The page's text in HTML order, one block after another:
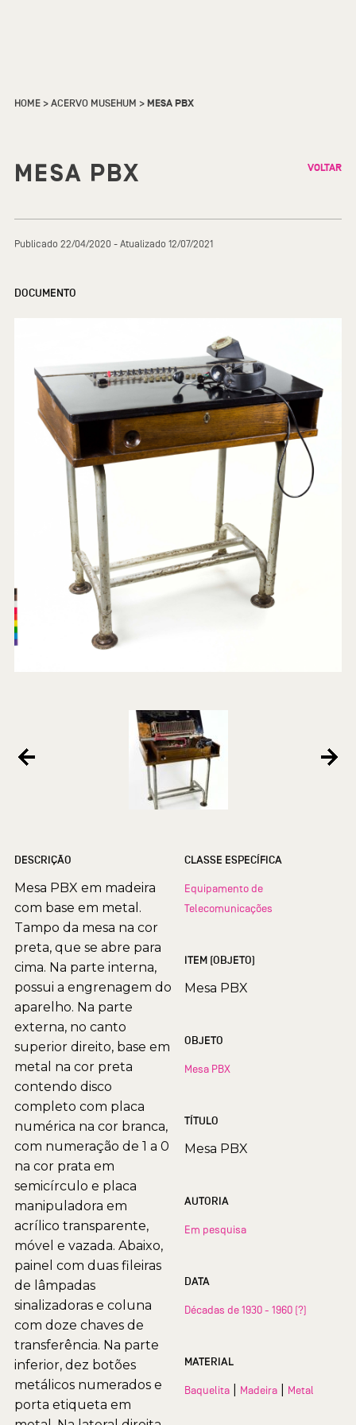
HOME>ACERVO MUSEHUM >MESA PBX
MESA PBX VOLTAR
Publicado 22/04/2020 - Atualizado 12/07/2021
DOCUMENTO
DESCRIÇÃO
Mesa PBX em madeira
com base em metal.
Tampo da mesa na cor
preta, que se abre para
cima. Na parte interna,
possui a engrenagem do
aparelho. Na parte
externa, no canto
superior direito, base em
metal na cor preta
contendo disco
completo com placa
numérica na cor branca,
com numeração de 1 a 0
na cor prata em
semicírculo e placa
manipuladora em
acrílico transparente,
móvel e vazada. Abaixo,
painel com duas fileiras
de lâmpadas
sinalizadoras e coluna
com doze chaves de
transferência. Na parte
inferior, dez botões
metálicos numerados e
porta etiqueta em
CLASSE ESPECÍFICA
Equipamento de
Telecomunicações
ITEM (OBJETO)
Mesa PBX
OBJETO
Mesa PBX
TÍTULO
Mesa PBX
AUTORIA
Em pesquisa
DATA
Décadas de 1930 - 1960 (?)
MATERIAL
Baquelita Madeira Metal